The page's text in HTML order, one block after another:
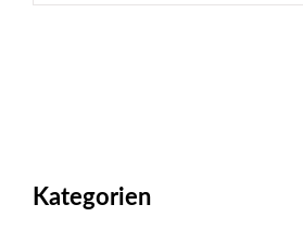
Kategorien